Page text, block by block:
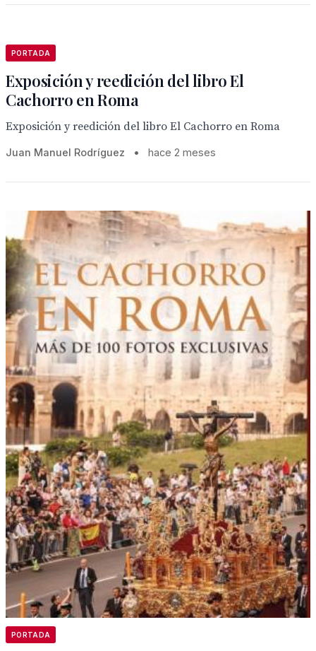
PORTADA
Exposición y reedición del libro El
Cachorro en Roma
Exposición y reedición del libro El Cachorro en Roma
Juan Manuel Rodríguez • hace 2 meses
PORTADA